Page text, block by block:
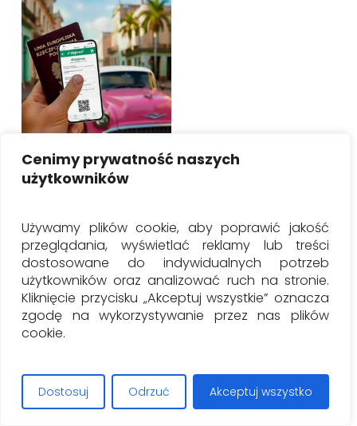
Cenimy prywatność naszych
użytkowników
Używamy plików cookie, aby poprawić jakość
przeglądania, wyświetlać reklamy lub treści
dostosowane do indywidualnych potrzeb
użytkowników oraz analizować ruch na stronie.
Kliknięcie przycisku „Akceptuj wszystkie” oznacza
zgodę na wykorzystywanie przez nas plików
cookie.
Dostosuj Odrzuć Akceptuj wszystko
Dodaj Do Koszyka
Visa to Cuba online